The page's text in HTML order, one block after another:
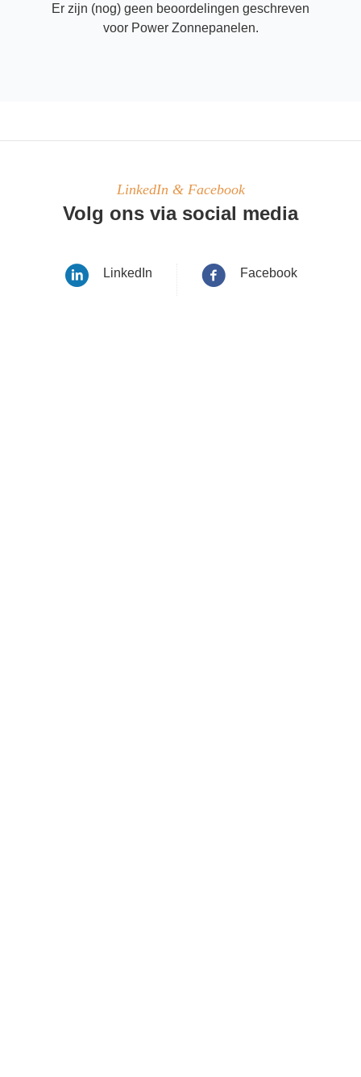
Er zijn (nog) geen beoordelingen geschreven
voor Power Zonnepanelen.
LinkedIn & Facebook
Volg ons via social media
LinkedIn Facebook